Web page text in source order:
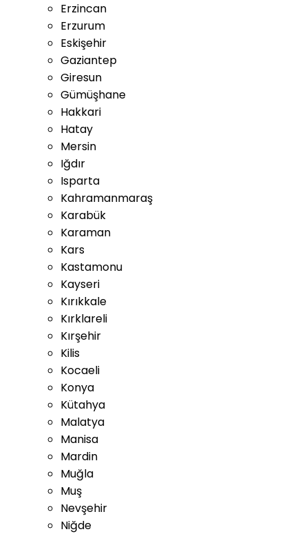
Erzincan
Erzurum
Eskişehir
Gaziantep
Giresun
Gümüşhane
Hakkari
Hatay
Mersin
Iğdır
Isparta
Kahramanmaraş
Karabük
Karaman
Kars
Kastamonu
Kayseri
Kırıkkale
Kırklareli
Kırşehir
Kilis
Kocaeli
Konya
Kütahya
Malatya
Manisa
Mardin
Muğla
Muş
Nevşehir
Niğde